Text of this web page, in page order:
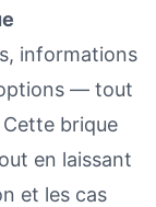
informations
— tout
Cette brique
en laissant
et les cas